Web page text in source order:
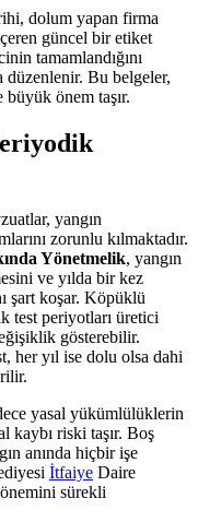
dolum yapan firma
güncel bir etiket
tamamlandığını
Bu belgeler,
önem taşır.
yangın
zorunlu kılmaktadır.
Yönetmelik, yangın
ve yılda bir kez
şart koşar. Köpüklü
test periyotları üretici
gösterebilir.
her yıl ise dolu olsa dahi
yasal yükümlülüklerin
kaybı riski taşır. Boş
anında hiçbir işe
İtfaiye Daire
sürekli